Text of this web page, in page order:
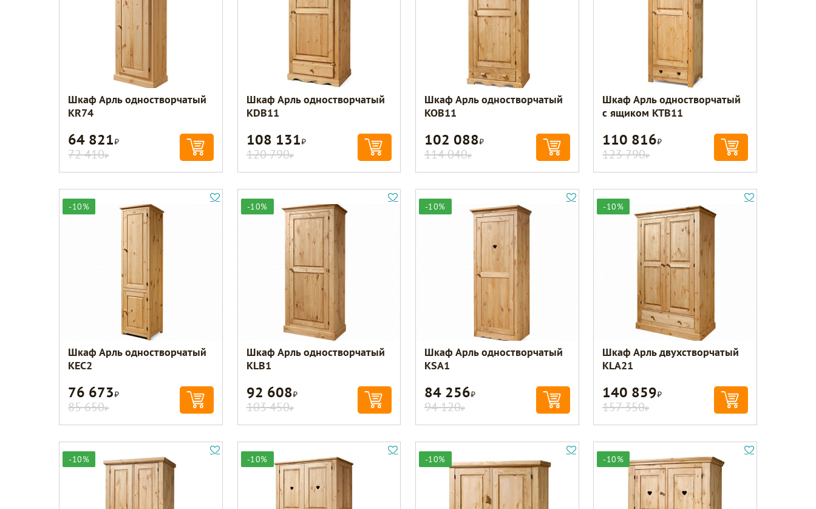
Шкаф Арль одностворчатый
KR74
64 821Р
72 410Р
Шкаф Арль одностворчатый
KDB11
108 131Р
120 790Р
Шкаф Арль одностворчатый
KOB11
102 088Р
114 040Р
Шкаф Арль одностворчатый
с ящиком KTB11
110 816Р
123 790Р
-10%
Шкаф Арль одностворчатый
KEC2
76 673Р
85 650Р
-10%
Шкаф Арль одностворчатый
KLB1
92 608Р
103 450Р
-10%
Шкаф Арль одностворчатый
KSA1
84 256Р
94 120Р
-10%
Шкаф Арль двухстворчатый
KLA21
140 859Р
157 350Р
-10% -10% -10% -10%